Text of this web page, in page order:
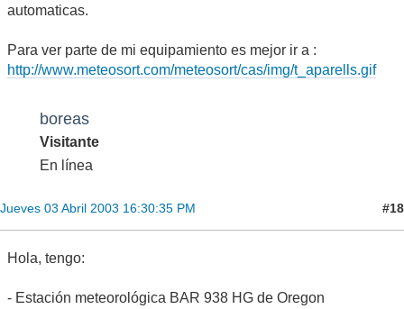
automaticas.
Para ver parte de mi equipamiento es mejor ir a :
http://www.meteosort.com/meteosort/cas/img/t_aparells.gif
boreas
Visitante
En línea
Jueves 03 Abril 2003 16:30:35 PM #18
Hola, tengo:
- Estación meteorológica BAR 938 HG de Oregon